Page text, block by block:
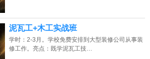
泥瓦工+木工实战班
学时：2-3月。学校免费安排到大型装修公司从事装
修工作。亮点：既学泥瓦工技…